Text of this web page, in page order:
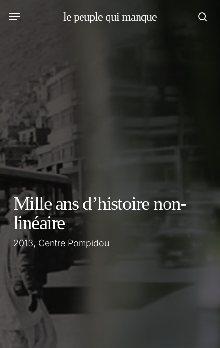
le peuple qui manque
Menu
Mille ans d’histoire non-
linéaire
2013, Centre Pompidou